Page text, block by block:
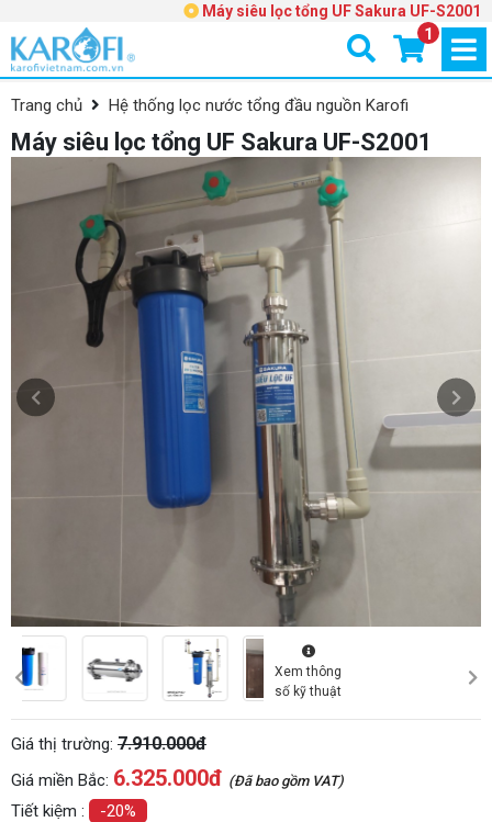
Máy siêu lọc tổng UF Sakura UF-S2001
1
Trang chủ Hệ thống lọc nước tổng đầu nguồn Karofi
Máy siêu lọc tổng UF Sakura UF-S2001
Xem thông
số kỹ thuật
Giá thị trường: 7.910.000đ
Giá miền Bắc: 6.325.000đ (Đã bao gồm VAT)
Tiết kiệm :
-20%